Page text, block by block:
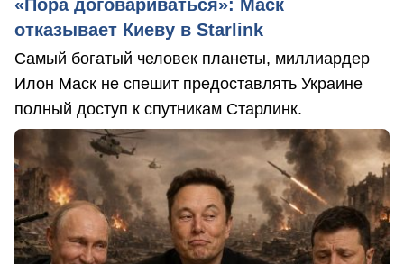
«Пора договариваться»: Маск
отказывает Киеву в Starlink
Самый богатый человек планеты, миллиардер
Илон Маск не спешит предоставлять Украине
полный доступ к спутникам Старлинк.